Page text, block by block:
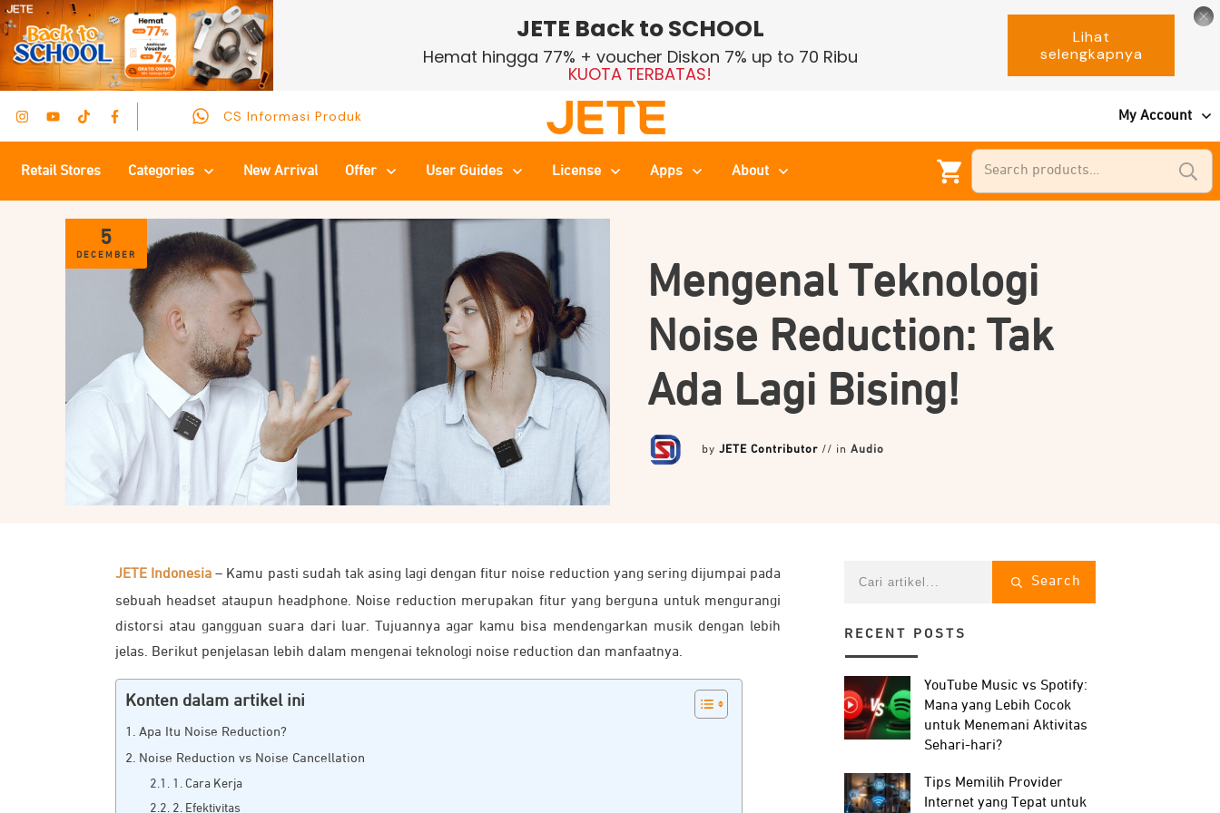
My Account
CS Informasi Produk
Retail Stores Categories New Arrival Offer User Guides License Apps About
Search
5
DECEMBER
Mengenal Teknologi
Noise Reduction: Tak
Ada Lagi Bising!
byJETE Contributor // inAudio
JETE Indonesia – Kamu pasti sudah tak asing lagi dengan fitur noise reduction yang sering dijumpai pada
sebuah headset ataupun headphone. Noise reduction merupakan fitur yang berguna untuk mengurangi
distorsi atau gangguan suara dari luar. Tujuannya agar kamu bisa mendengarkan musik dengan lebih
jelas. Berikut penjelasan lebih dalam mengenai teknologi noise reduction dan manfaatnya.
Konten dalam artikel ini
Apa Itu Noise Reduction?
Noise Reduction vs Noise Cancellation
1. Cara Kerja
2. Efektivitas
Search
RECENT POSTS
YouTube Music vs Spotify:
Mana yang Lebih Cocok
untuk Menemani Aktivitas
Sehari-hari?
Tips Memilih Provider
Internet yang Tepat untuk
JETE Back to SCHOOL
Hemat hingga 77% + voucher Diskon 7% up to 70 Ribu
KUOTA TERBATAS!
Lihat
selengkapnya